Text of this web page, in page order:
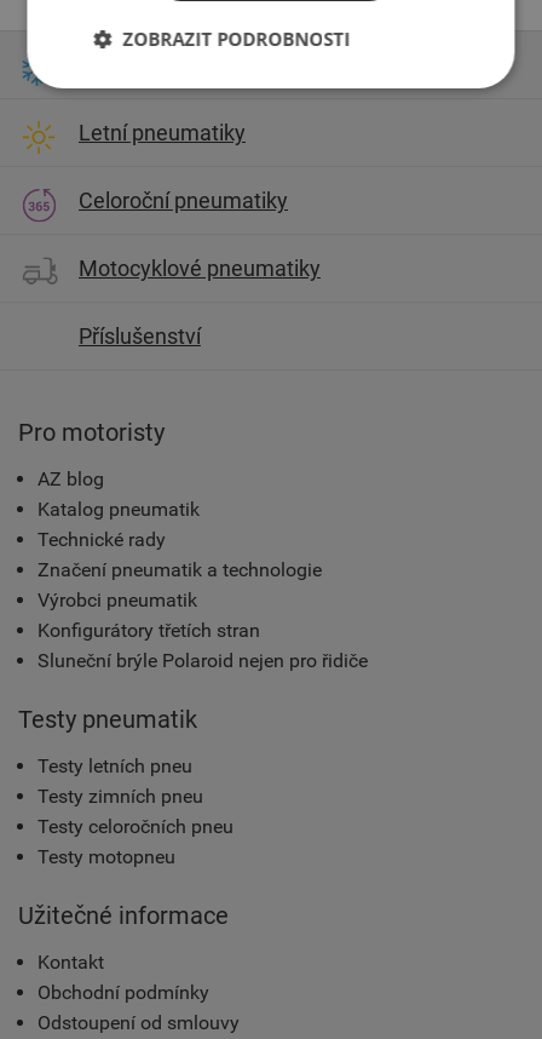
Letní pneumatiky
Celoroční pneumatiky
Motocyklové pneumatiky
Příslušenství
Pro motoristy
AZ blog
Katalog pneumatik
Technické rady
Značení pneumatik a technologie
Výrobci pneumatik
Konfigurátory třetích stran
Sluneční brýle Polaroid nejen pro řidiče
Testy pneumatik
Testy letních pneu
Testy zimních pneu
Testy celoročních pneu
Testy motopneu
Užitečné informace
Kontakt
Obchodní podmínky
Odstoupení od smlouvy
ZOBRAZIT PODROBNOSTI